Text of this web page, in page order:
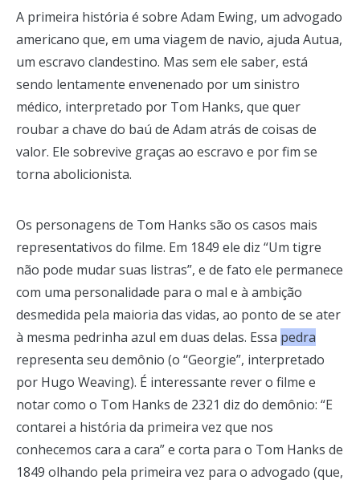
A primeira história é sobre Adam Ewing, um advogado
americano que, em uma viagem de navio, ajuda Autua,
um escravo clandestino. Mas sem ele saber, está
sendo lentamente envenenado por um sinistro
médico, interpretado por Tom Hanks, que quer
roubar a chave do baú de Adam atrás de coisas de
valor. Ele sobrevive graças ao escravo e por fim se
torna abolicionista.
Os personagens de Tom Hanks são os casos mais
representativos do filme. Em 1849 ele diz “Um tigre
não pode mudar suas listras”, e de fato ele permanece
com uma personalidade para o mal e à ambição
desmedida pela maioria das vidas, ao ponto de se ater
à mesma pedrinha azul em duas delas. Essa pedra
representa seu demônio (o “Georgie”, interpretado
por Hugo Weaving). É interessante rever o filme e
notar como o Tom Hanks de 2321 diz do demônio: “E
contarei a história da primeira vez que nos
conhecemos cara a cara” e corta para o Tom Hanks de
1849 olhando pela primeira vez para o advogado (que,